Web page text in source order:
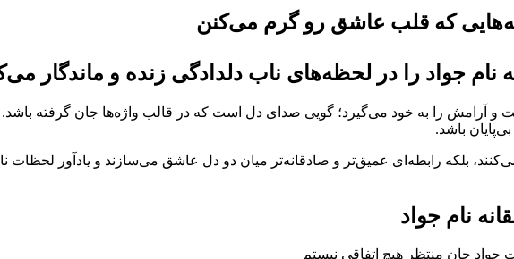
که قلب عاشق رو گرم می‌کنن
جواد را در لحظه‌های ناب دلدادگی زنده و ماندگار
و آرامش را به خود می‌گیرد؛ گویی صدای دل است که در قالب واژه‌ها جان گرفته باشد.
باشد.
بلکه رابطه‌ای عمیق‌تر و صادقانه‌تر میان دو دل عاشق می‌سازند و یادآور
نام جواد
جواد جان منتظر هیچ اتفاقی نیستم